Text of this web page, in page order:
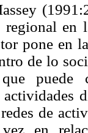
regional en
pone en
de lo
puede
de
en